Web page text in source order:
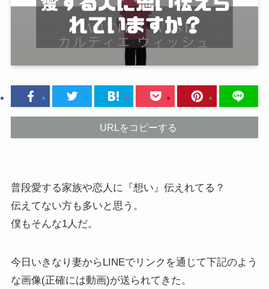
URLをコピーする
普段愛する家族や恋人に『想い』伝えれてる？
伝えてない方も多いと思う。
僕もそんな1人だ。
今日いきなり妻からLINEでリンクを通じて下記のよう
な画像(正確には動画)が送られてきた。